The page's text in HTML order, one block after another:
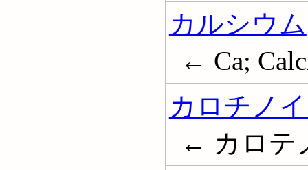
カルシウム
← Ca;
カロチノ
← カロテ